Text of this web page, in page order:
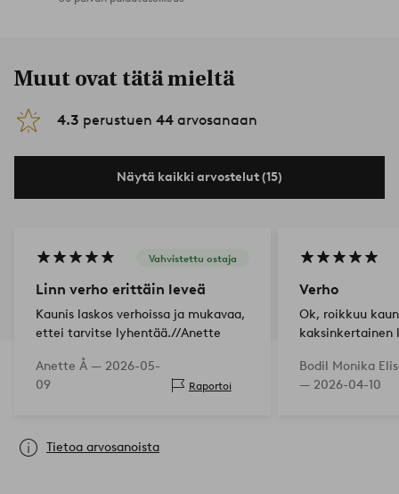
Muut ovat tätä mieltä
4.3 perustuen 44 arvosanaan
Näytä kaikki arvostelut (15)
Vahvistettu ostaja
Linn verho erittäin leveä
Kaunis laskos verhoissa ja mukavaa,
ettei tarvitse lyhentää.//Anette
Anette Å — 2026-05-
09
Raportoi
Verho
Ok, roikkuu
kaksinkertainen
Bodil Monika
— 2026-04-10
Tietoa arvosanoista